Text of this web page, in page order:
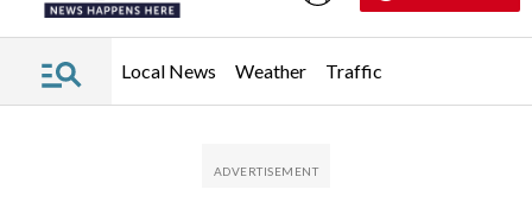
Local News Weather Traffic